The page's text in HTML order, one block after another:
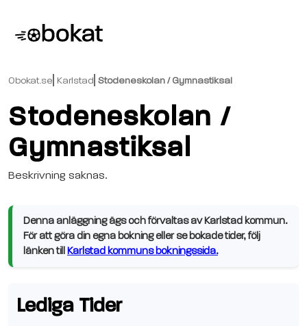
Obokat.se Karlstad Stodeneskolan / Gymnastiksal
Stodeneskolan /
Gymnastiksal
Beskrivning saknas.
Denna anläggning ägs och förvaltas av Karlstad kommun.
För att göra din egna bokning eller se bokade tider, följ
länken till Karlstad kommuns bokningssida.
Lediga Tider